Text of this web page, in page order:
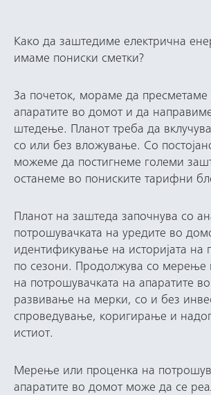
Како да заштедиме електрична
имаме пониски сметки?
За почеток, мораме да пресметаме
апаратите во домот и да
штедење. Планот треба да
со или без вложување. Со
можеме да постигнеме големи
останеме во пониските тарифни
Планот на заштеда започнува со
потрошувачката на уредите во
идентификување на историјата на
по сезони. Продолжува со мерење
на потрошувачката на апаратите
развивање на мерки, со и без
спроведување, коригирање и
истиот.
Мерење или проценка на
апаратите во домот може да се